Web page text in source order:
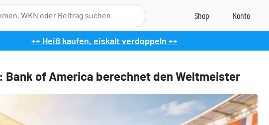
++ Heiß kaufen, eiskalt verdoppeln ++
Bank of America berechnet den Weltmeister